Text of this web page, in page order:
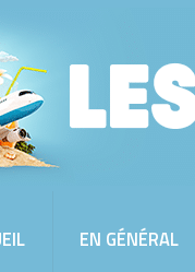
EN GÉNÉRAL